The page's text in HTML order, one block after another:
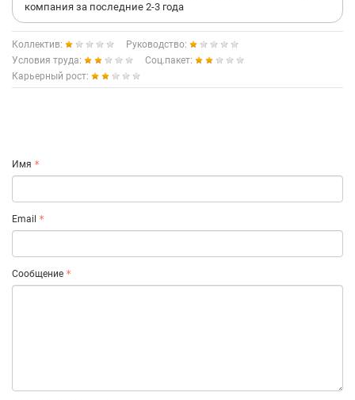
компания за последние 2-3 года
Коллектив:
Руководство:
Условия труда:
Соц.пакет:
Карьерный рост:
Имя
Email
Сообщение